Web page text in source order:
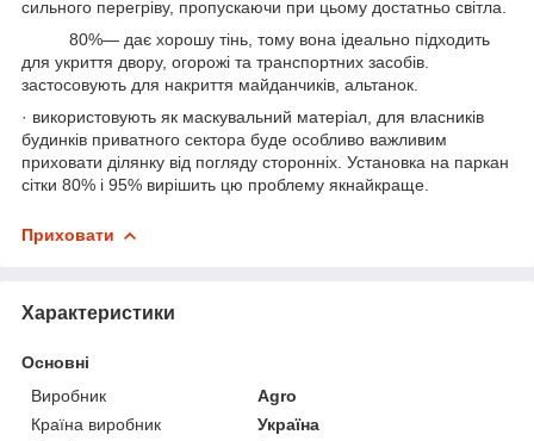
сильного перегріву, пропускаючи при цьому достатньо світла.
80%— дає хорошу тінь, тому вона ідеально підходить
для укриття двору, огорожі та транспортних засобів.
застосовують для накриття майданчиків, альтанок.
· використовують як маскувальний матеріал, для власників
будинків приватного сектора буде особливо важливим
приховати ділянку від погляду сторонніх. Установка на паркан
сітки 80% і 95% вирішить цю проблему якнайкраще.
Приховати
Характеристики
Основні
Виробник
Agro
Країна виробник
Україна